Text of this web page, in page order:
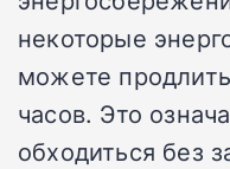
некоторые
можете
часов. Это
обходиться без